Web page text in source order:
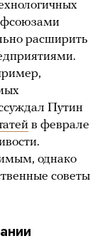
расширить
Путин
в феврале
однако
советы